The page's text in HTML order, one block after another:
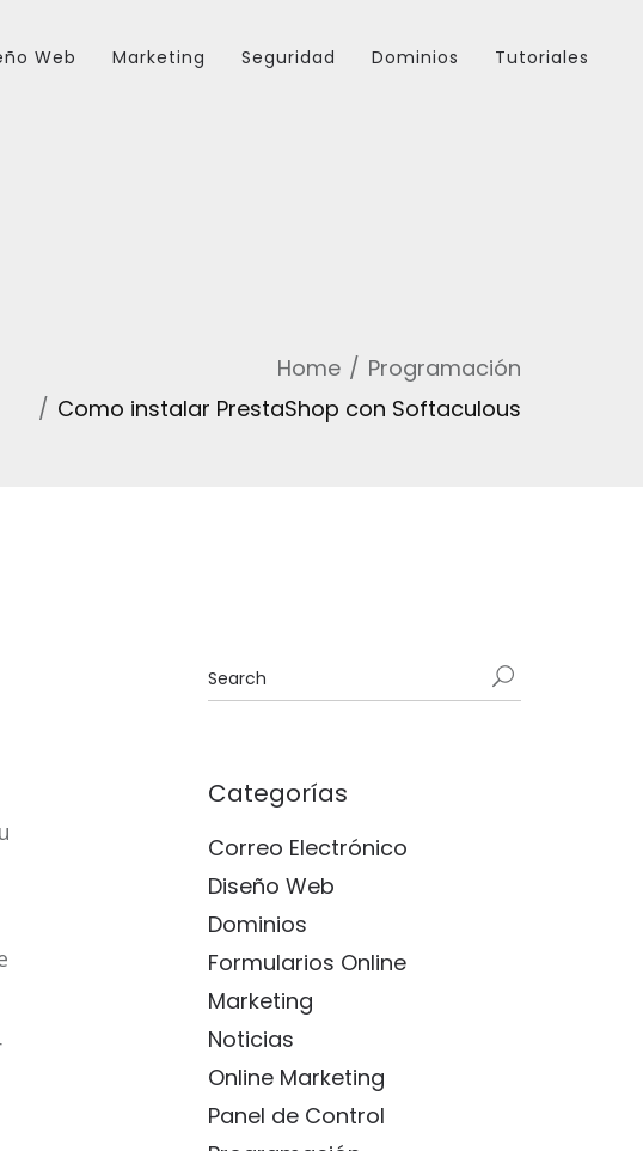
Web Marketing Seguridad Dominios Tutoriales
Home
Programación
Como instalar PrestaShop con Softaculous
Categorías
Correo Electrónico
Diseño Web
Dominios
Formularios Online
Marketing
Noticias
Online Marketing
Panel de Control